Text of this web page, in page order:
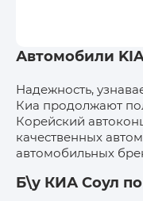
Автомобили
Надежность,
Киа продолжают
Корейский
качественных
автомобильных
Б\у КИА Соул